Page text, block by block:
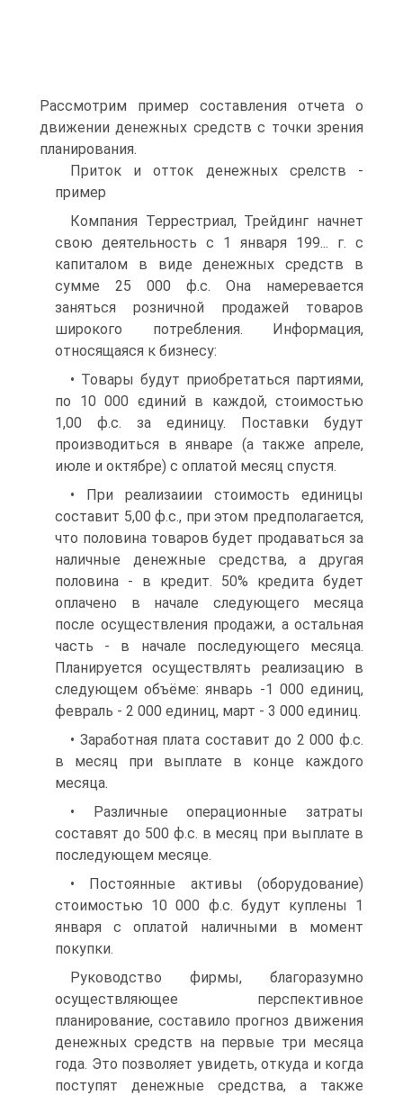
Рассмотрим пример составления отчета о
движении денежных средств с точки зрения
планирования.
Приток и отток денежных срелств -
пример
Компания Террестриал, Трейдинг начнет
свою деятельность с 1 января 199... г. с
капиталом в виде денежных средств в
сумме 25 000 ф.с. Она намеревается
заняться розничной продажей товаров
широкого потребления. Информация,
относящаяся к бизнесу:
• Товары будут приобретаться партиями,
по 10 000 єдиний в каждой, стоимостью
1,00 ф.с. за единицу. Поставки будут
производиться в январе (а также апреле,
июле и октябре) с оплатой месяц спустя.
• При реализаиии стоимость единицы
составит 5,00 ф.с., при этом предполагается,
что половина товаров будет продаваться за
наличные денежные средства, а другая
половина - в кредит. 50% кредита будет
оплачено в начале следующего месяца
после осуществления продажи, а остальная
часть - в начале последующего месяца.
Планируется осуществлять реализацию в
следующем объёме: январь -1 000 единиц,
февраль - 2 000 единиц, март - 3 000 единиц.
• Заработная плата составит до 2 000 ф.с.
в месяц при выплате в конце каждого
месяца.
• Различные операционные затраты
составят до 500 ф.с. в месяц при выплате в
последующем месяце.
• Постоянные активы (оборудование)
стоимостью 10 000 ф.с. будут куплены 1
января с оплатой наличными в момент
покупки.
Руководство фирмы, благоразумно
осуществляющее перспективное
планирование, составило прогноз движения
денежных средств на первые три месяца
года. Это позволяет увидеть, откуда и когда
поступят денежные средства, а также